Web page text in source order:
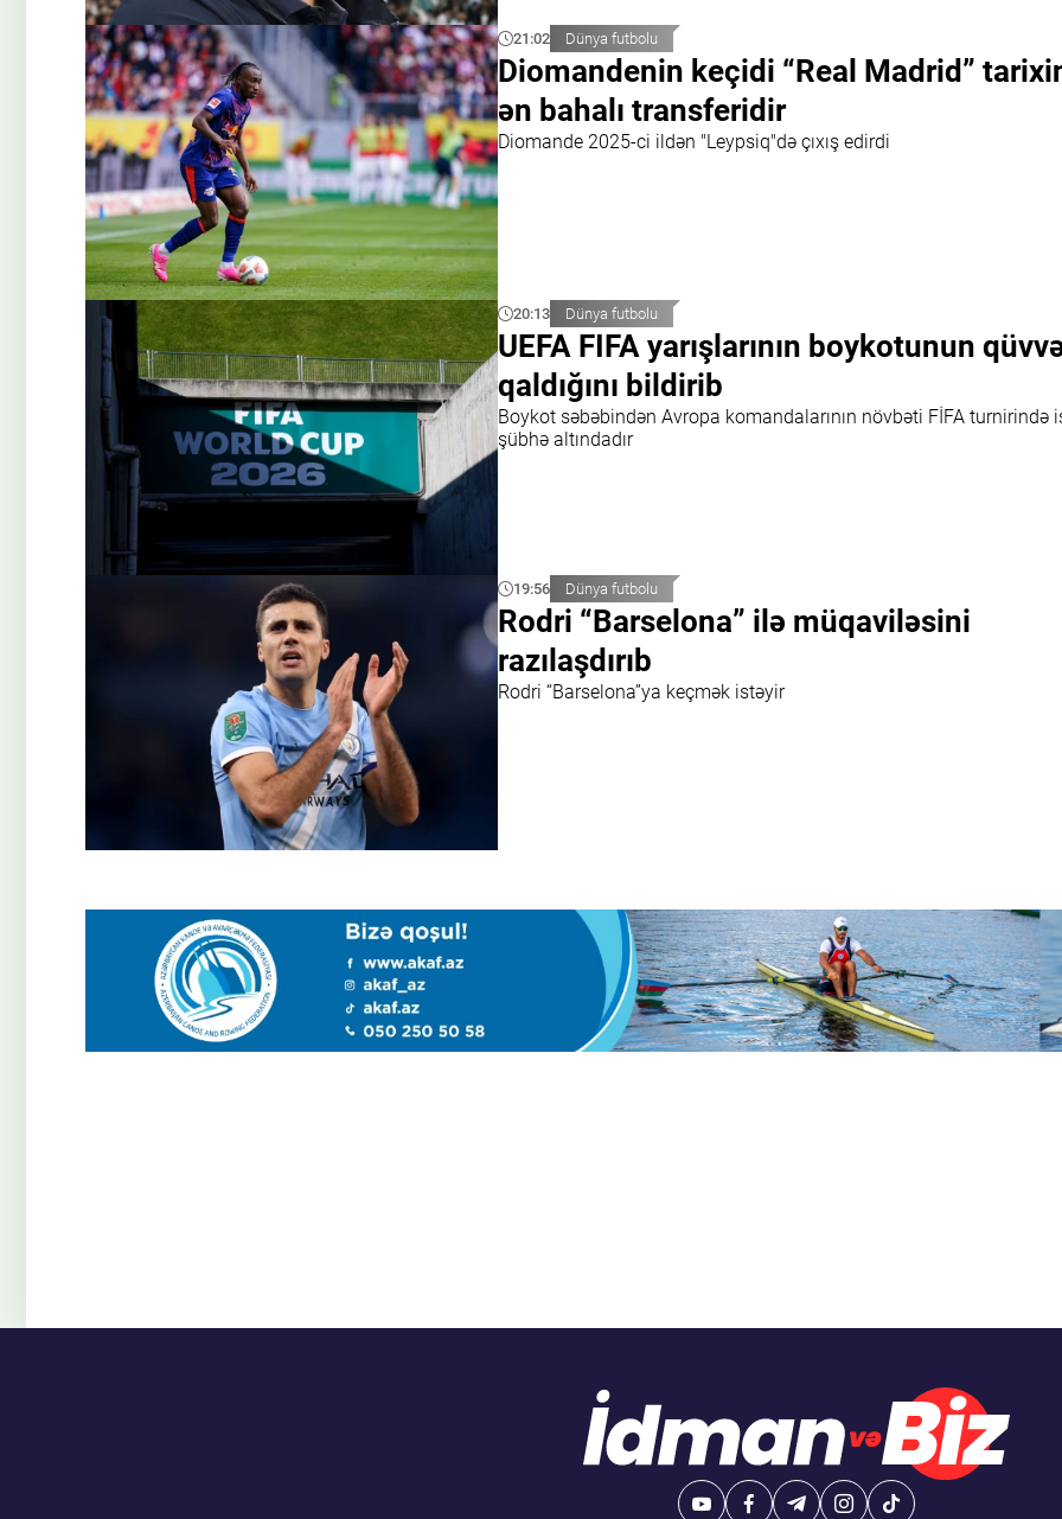
21:02 Dünya futbolu
Diomandenin keçidi “Real Madrid”
ən bahalı transferidir
Diomande 2025-ci ildən "Leypsiq"də çıxış edirdi
20:13 Dünya futbolu
UEFA FIFA yarışlarının boykotunun
qaldığını bildirib
Boykot səbəbindən Avropa komandalarının növbəti FİFA turnirində
şübhə altındadır
19:56 Dünya futbolu
Rodri “Barselona” ilə müqaviləsini
razılaşdırıb
Rodri “Barselona”ya keçmək istəyir